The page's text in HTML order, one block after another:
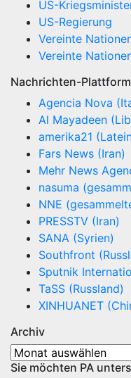
US-
US-Regierung
Vereinte
Vereinte
Nachrichten-
Agencia Nova
Al Mayadeen
amerika21
Fars News (Iran)
Mehr News
nasuma
NNE
PRESSTV (Iran)
SANA (Syrien)
Southfront
Sputnik
TaSS (Russland)
XINHUANET
Archiv
Archiv
Sie möchten PA